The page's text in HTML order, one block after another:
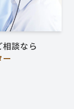
談なら